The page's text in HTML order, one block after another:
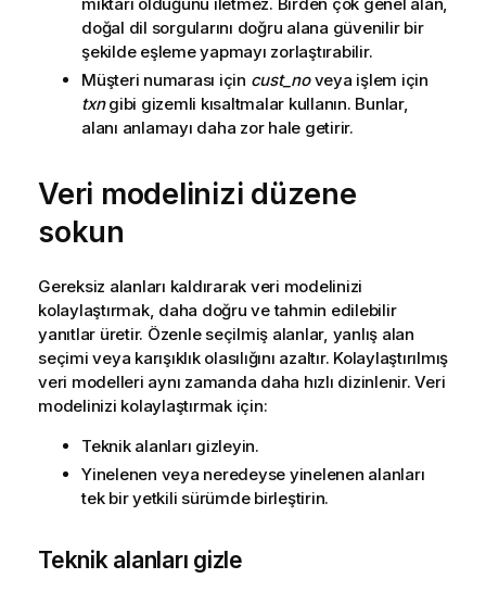
doğal dil sorgularını doğru alana güvenilir bir
şekilde eşleme yapmayı zorlaştırabilir.
Müşteri numarası için cust_noveya işlem için
txngibi gizemli kısaltmalar kullanın. Bunlar,
alanı anlamayı daha zor hale getirir.
Veri modelinizi düzene
sokun
Gereksiz alanları kaldırarak veri modelinizi
kolaylaştırmak, daha doğru ve tahmin edilebilir
yanıtlar üretir. Özenle seçilmiş alanlar, yanlış alan
seçimi veya karışıklık olasılığını azaltır. Kolaylaştırılmış
veri modelleri aynı zamanda daha hızlı dizinlenir. Veri
modelinizi kolaylaştırmak için:
Teknik alanları gizleyin.
Yinelenen veya neredeyse yinelenen alanları
tek bir yetkili sürümde birleştirin.
Teknik alanları gizle